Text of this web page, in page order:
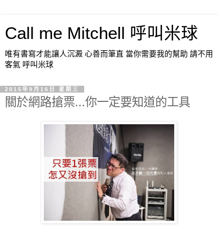
Call me Mitchell 呼叫米球
唯有書寫才能讓人沉澱 心善而筆直 當你需要我的幫助 請不用
客氣 呼叫米球
2015年9月16日 星期三
關於網路搶票...你一定要知道的工具